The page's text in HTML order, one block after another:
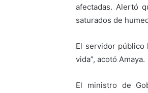
afectadas. Alertó
saturados de
El servidor público
vida”, acotó Amaya.
El ministro de